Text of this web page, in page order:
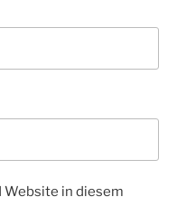
Website in diesem